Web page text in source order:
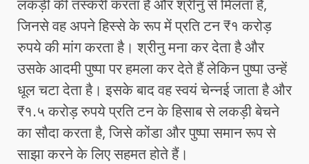
लकड़ी की तस्करी करता है और श्रीनु से मिलता है,
जिनसे वह अपने हिस्से के रूप में प्रति टन ₹१ करोड़
रुपये की मांग करता है। श्रीनु मना कर देता है और
उसके आदमी पुष्पा पर हमला कर देते हैं लेकिन पुष्पा उन्हें
धूल चटा देता है। इसके बाद वह स्वयं चेन्नई जाता है और
₹१.५ करोड़ रुपये प्रति टन के हिसाब से लकड़ी बेचने
का सौदा करता है, जिसे कोंडा और पुष्पा समान रूप से
साझा करने के लिए सहमत होते हैं।